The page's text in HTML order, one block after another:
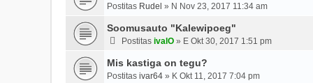
Postitas Rudel » N Nov 23, 2017 11:34 am
Soomusauto "Kalewipoeg"
Postitas ivalO » E Okt 30, 2017 1:51 pm
Mis kastiga on tegu?
Postitas ivar64 » K Okt 11, 2017 7:04 pm